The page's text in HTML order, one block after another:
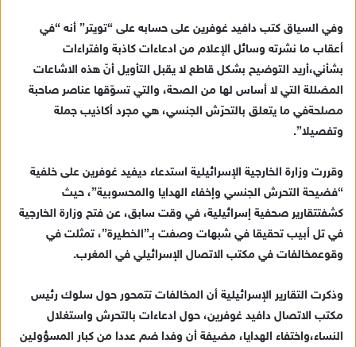
وفي السياق كتب دافيد غوفرين على حسابه على “تويتر” أنه “في
أعقاب ما نشرته وسائل الإعلام من ادعاءات كاذبة وافتراءات
بشأني،أريد التوضيح بشكل قاطع لا يقبل التأويل أنّ هذه الاشاعات
المضللة التي لا أساس لها من الصحة، والتي تسوّقها عناصر صاحبة
مصلحةفي ما يتعلق بالتحرّش الجنسي، هي مجرد أكاذيب جملة
وتفصيلا”.
وقررت وزارة الخارجية الإسرائيلية استدعاء ديفيد غوفرين على خلفية
“فضيحة التحرش الجنسي وإخفاء الهدايا والمحسوبية”، حيث
كشفتتقارير صحفية إسرائيلية، في وقت سابق، عن فتح وزارة الخارجية
في تل أبيب تحقيقا في شبهات وصفت بـ”الخطيرة”، تمثلت في
وقوعمخالفات في مكتب الاتصال الإسرائيلي في المغرب.
وذكرت التقارير الإسرائيلية أن المخالفات تتمحور حول سلوك رئيس
مكتب الاتصال دافيد غوفرين، حول ادعاءات بالتحرش واستغلال
النساء،واختفاء الهدايا، مضيفة أن وفدا ضم عددا من كبار المسؤولين